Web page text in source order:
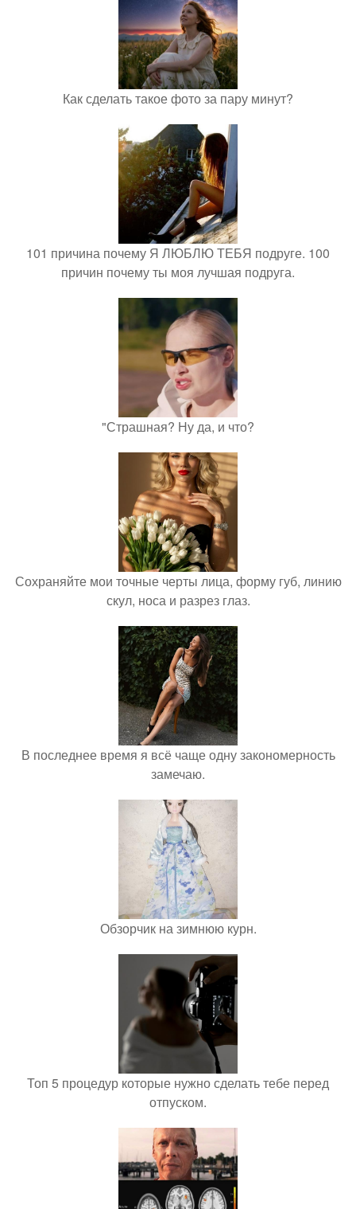
Как сделать такое фото за пару минут?
101 причина почему Я ЛЮБЛЮ ТЕБЯ подруге. 100
причин почему ты моя лучшая подруга.
"Страшная? Ну да, и что?
Сохраняйте мои точные черты лица, форму губ, линию
скул, носа и разрез глаз.
В последнее время я всё чаще одну закономерность
замечаю.
Обзорчик на зимнюю курн.
Топ 5 процедур которые нужно сделать тебе перед
отпуском.